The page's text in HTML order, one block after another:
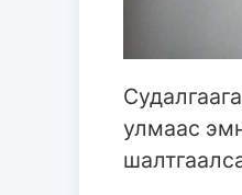
улмаас